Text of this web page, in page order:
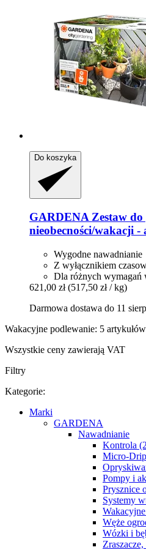
Do koszyka
GARDENA Zestaw
nieobecności/wakacji
Wygodne nawadnianie
Z wyłącznikiem
Dla różnych wymagań
621,00 zł (517,50 zł / kg)
Darmowa dostawa do 11
Wakacyjne podlewanie: 5 artykułów
Wszystkie ceny zawierają VAT
Filtry
Kategorie:
Marki
GARDENA
Nawadnianie
Kontrola
Micro-
Pompy i
Prysznice
Systemy
Węże
Wózki i